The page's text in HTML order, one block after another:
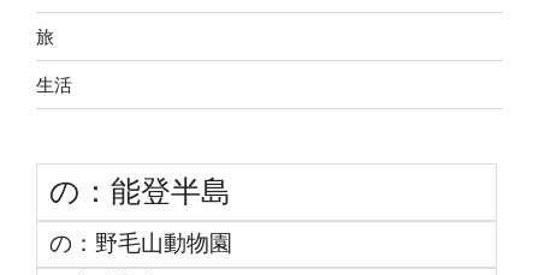
旅
生活
の：能登半島
の：野毛山動物園